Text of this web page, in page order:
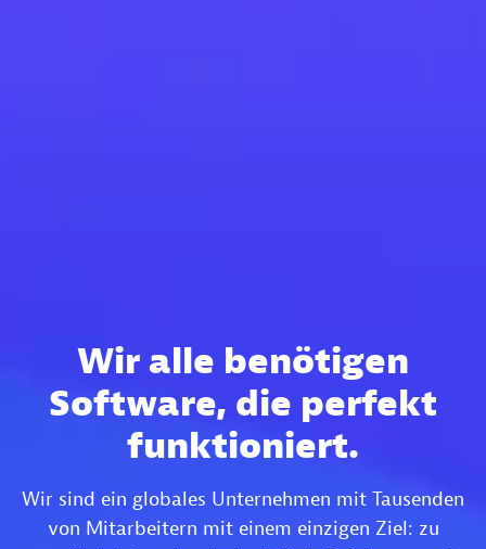
Wir alle benötigen
Software, die perfekt
funktioniert.
Wir sind ein globales Unternehmen mit Tausenden
von Mitarbeitern mit einem einzigen Ziel: zu